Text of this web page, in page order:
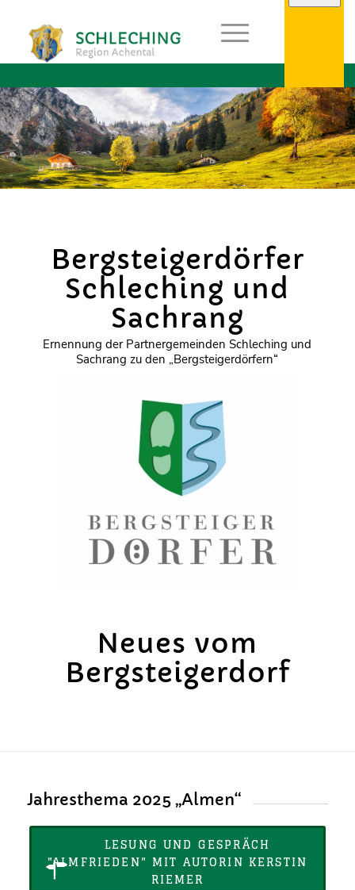
Bergsteigerdörfer
Schleching und
Sachrang
Ernennung der Partnergemeinden Schleching und
Sachrang zu den „Bergsteigerdörfern“
Neues vom
Bergsteigerdorf
Jahresthema 2025 „Almen“
LESUNG UND GESPRÄCH
"ALMFRIEDEN" MIT AUTORIN KERSTIN
RIEMER